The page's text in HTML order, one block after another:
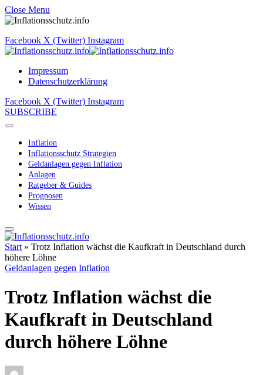
Close Menu
Facebook X (Twitter) Instagram
Impressum
Datenschutzerklärung
Facebook X (Twitter) Instagram
SUBSCRIBE
Inflation
Inflationsschutz Strategien
Geldanlagen gegen Inflation
Anlagen
Ratgeber & Guides
Prognosen
Wissen
Start » Trotz Inflation wächst die Kaufkraft in Deutschland durch
höhere Löhne
Geldanlagen gegen Inflation
Trotz Inflation wächst die
Kaufkraft in Deutschland
durch höhere Löhne